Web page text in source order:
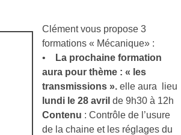
Clément vous propose 3
formations « Mécanique» :
•
La prochaine formation
aura pour thème : « les
transmissions ». elle aura lieu
lundi le 28 avril de 9h30 à 12h
Contenu : Contrôle de l’usure
de la chaine et les réglages du